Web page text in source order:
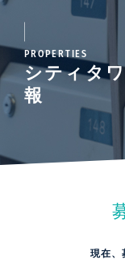
PROPERTIES
シティタ
報
現在、